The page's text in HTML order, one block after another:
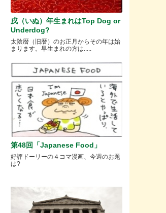
戌（いぬ）年生まれはTop Dog or
Underdog?
太陰暦（旧暦）のお正月からその年は始
まります。早生まれの方は.....
第48回「Japanese Food」
好評ドーリーの４コマ漫画、今週のお題
は?